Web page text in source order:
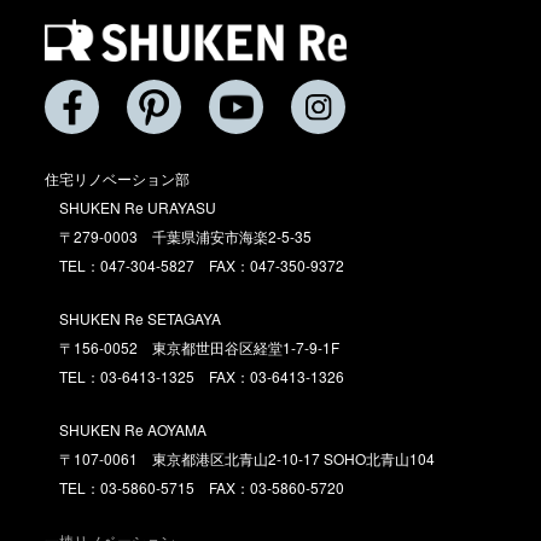
住宅リノベーション部
SHUKEN Re URAYASU
〒279-0003 千葉県浦安市海楽2-5-35
TEL：047-304-5827 FAX：047-350-9372
SHUKEN Re SETAGAYA
〒156-0052 東京都世田谷区経堂1-7-9-1F
TEL：03-6413-1325 FAX：03-6413-1326
SHUKEN Re AOYAMA
〒107-0061 東京都港区北青山2-10-17 SOHO北青山104
TEL：03-5860-5715 FAX：03-5860-5720